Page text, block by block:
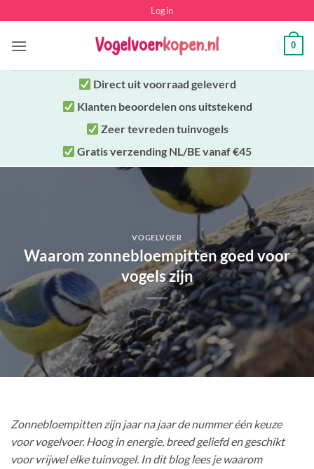
naar
inhoud
Login
0
Direct uitvoorraad geleverd
Klanten beoordelen ons uitstekend
Zeer tevreden tuinvogels
Gratis verzending NL/BE vanaf €45
VOGELVOER
Waarom zonnebloempitten goed voor
vogels zijn
Zonnebloempitten zijn jaar na jaar de nummer één keuze
voor vogelvoer. Hoog in energie, breed geliefd en geschikt
voor vrijwel elke tuinvogel. In dit blog lees je waarom